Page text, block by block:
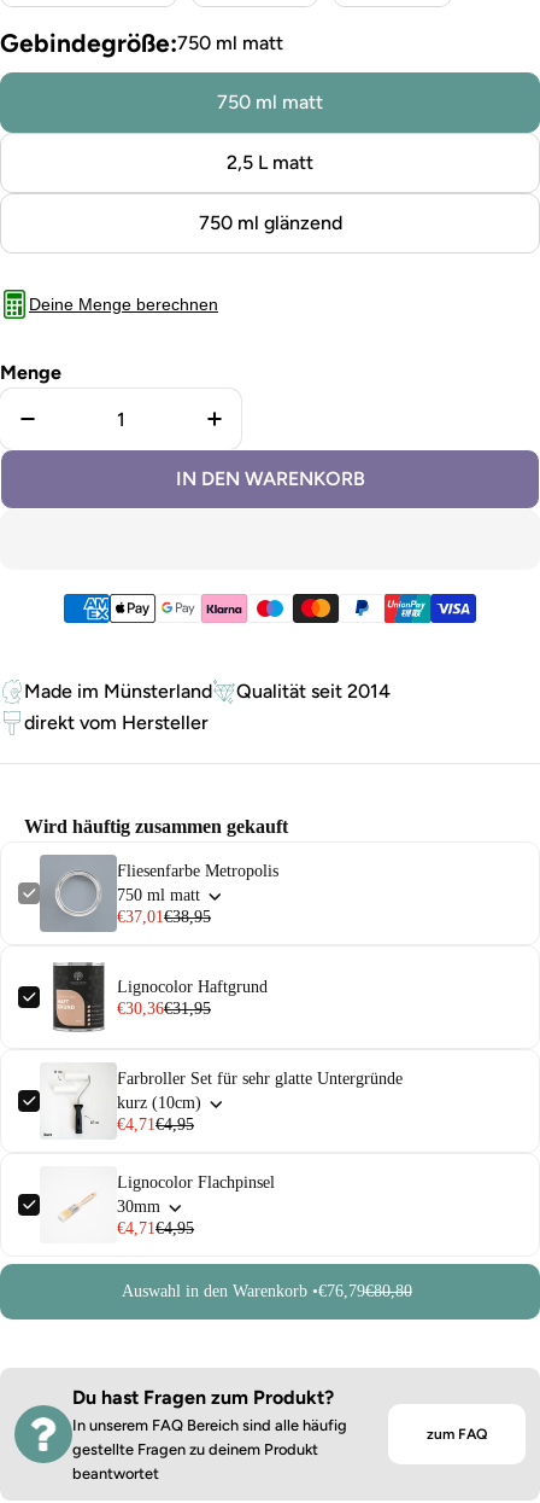
Gebindegröße:750 ml matt
750 ml matt
2,5 L matt
750 ml glänzend
Deine Menge berechnen
Menge
Menge für Fliesenfarbe Metropolis verringern
Menge für Fliesenfarbe
IN DEN WARENKORB
Zahlungsmethoden
Made im Münsterland
Qualität seit 2014
direkt vom Hersteller
Wird häuftig zusammen gekauft
Fliesenfarbe Metropolis
750 ml matt
€37,01€38,95
Lignocolor Haftgrund
€30,36€31,95
Farbroller Set für sehr glatte Untergründe
kurz (10cm)
€4,71€4,95
Lignocolor Flachpinsel
30mm
€4,71€4,95
Auswahl in den Warenkorb •€76,79€80,80
Du hast Fragen zum Produkt?
In unserem FAQ Bereich sind alle häufig
gestellte Fragen zu deinem Produkt
beantwortet
zum FAQ